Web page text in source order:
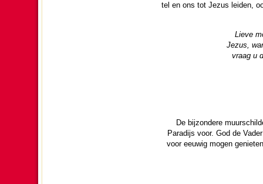
tel en ons tot Jezus lei­den,
Lieve
Jezus,
vraag u
De bij­zon­dere
Paradijs voor. God de
voor eeuwig mogen